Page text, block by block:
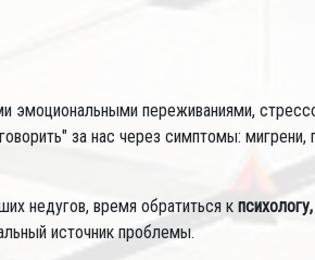
переживаниями,
за нас через симптомы:
недугов, время обратиться к
источник проблемы.